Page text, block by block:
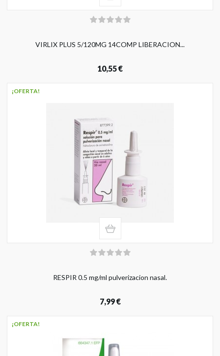
VIRLIX PLUS 5/120MG 14COMP LIBERACION...
10,55 €
¡OFERTA!
RESPIR 0.5 mg/ml pulverizacion nasal.
7,99 €
¡OFERTA!